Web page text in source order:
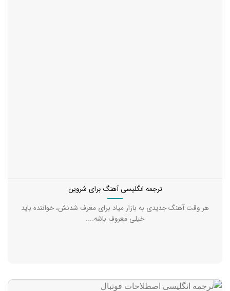
ترجمه انگلیسی آهنگ برای شروین
هر وقت آهنگ جدیدی به بازار میاد برای معرف شدنش، خواننده باید
خیلی معروف باشه....